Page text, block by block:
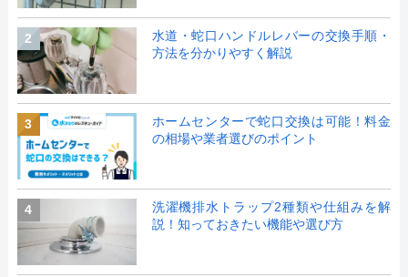
2
水道・蛇口ハンドルレバーの交換手順・
方法を分かりやすく解説
3
ホームセンターで蛇口交換は可能！料金
の相場や業者選びのポイント
4
洗濯機排水トラップ2種類や仕組みを解
説！知っておきたい機能や選び方